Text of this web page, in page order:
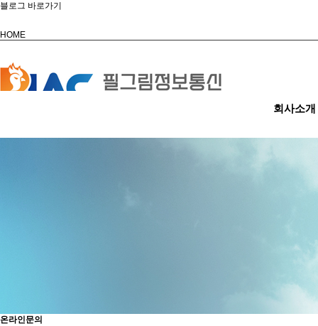
블로그 바로가기
HOME
회사소개
온라인문의